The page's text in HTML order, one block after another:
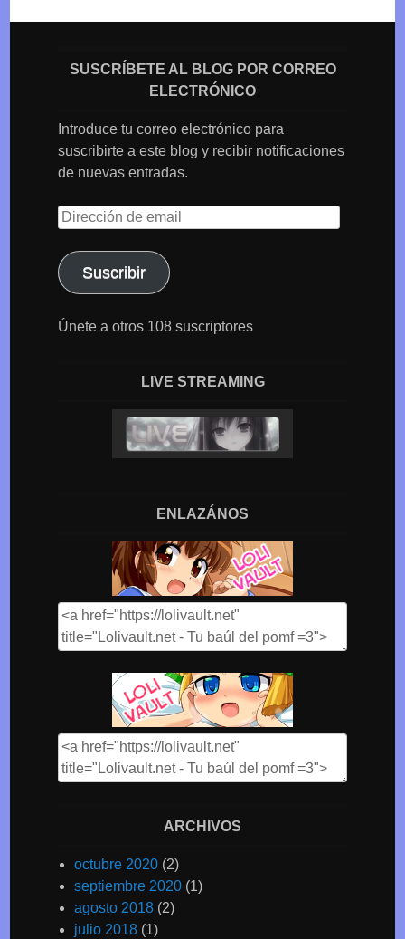
SUSCRÍBETE AL BLOG POR CORREO
ELECTRÓNICO
Introduce tu correo electrónico para
suscribirte a este blog y recibir notificaciones
de nuevas entradas.
Dirección
email
Suscribir
Únete a otros 108 suscriptores
LIVE STREAMING
ENLAZÁNOS
ARCHIVOS
octubre 2020 (2)
septiembre 2020 (1)
agosto 2018 (2)
julio 2018 (1)